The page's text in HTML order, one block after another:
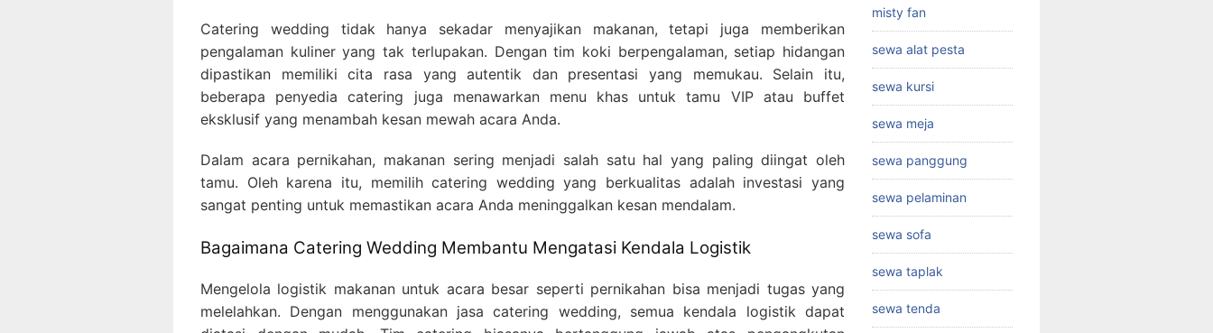
Catering wedding tidak hanya sekadar menyajikan makanan, tetapi juga memberikan
pengalaman kuliner yang tak terlupakan. Dengan tim koki berpengalaman, setiap hidangan
dipastikan memiliki cita rasa yang autentik dan presentasi yang memukau. Selain itu,
beberapa penyedia catering juga menawarkan menu khas untuk tamu VIP atau buffet
eksklusif yang menambah kesan mewah acara Anda.
Dalam acara pernikahan, makanan sering menjadi salah satu hal yang paling diingat oleh
tamu. Oleh karena itu, memilih catering wedding yang berkualitas adalah investasi yang
sangat penting untuk memastikan acara Anda meninggalkan kesan mendalam.
Bagaimana Catering Wedding Membantu Mengatasi Kendala Logistik
Mengelola logistik makanan untuk acara besar seperti pernikahan bisa menjadi tugas yang
melelahkan. Dengan menggunakan jasa catering wedding, semua kendala logistik dapat
misty fan
sewa alat pesta
sewa kursi
sewa meja
sewa panggung
sewa pelaminan
sewa sofa
sewa taplak
sewa tenda